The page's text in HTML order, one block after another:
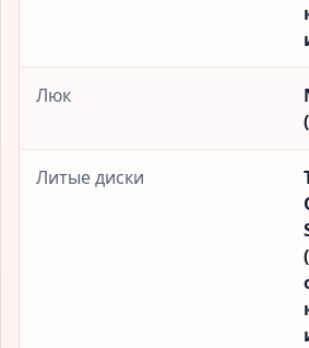
Люк
Литые диски